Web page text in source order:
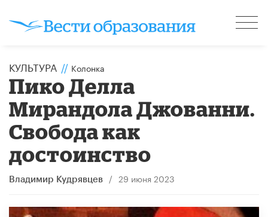
КУЛЬТУРА // Колонка
Пико Делла
Мирандола Джованни.
Свобода как
достоинство
Владимир Кудрявцев / 29 июня 2023